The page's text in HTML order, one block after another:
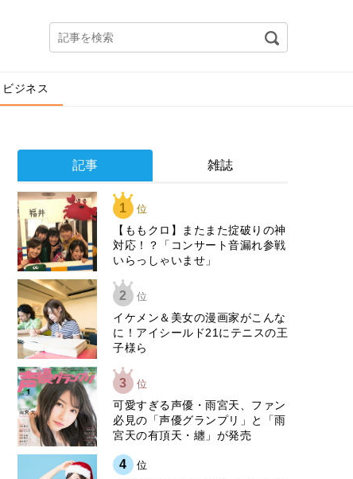
ビジネス
記事 雑誌
1 位
【ももクロ】またまた掟破りの神
対応！？「コンサート音漏れ参戦
いらっしゃいませ」
2 位
イケメン＆美女の漫画家がこんな
に！アイシールド21にテニスの王
子様ら
3 位
可愛すぎる声優・雨宮天、ファン
必見の「声優グランプリ」と「雨
宮天の有頂天・纏」が発売
4 位